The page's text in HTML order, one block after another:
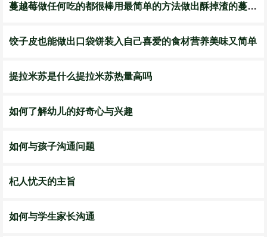
蔓越莓做任何吃的都很棒用最简单的方法做出酥掉渣的蔓越莓饼干
饺子皮也能做出口袋饼装入自己喜爱的食材营养美味又简单
​提拉米苏是什么提拉米苏热量高吗
如何了解幼儿的好奇心与兴趣
如何与孩子沟通问题
杞人忧天的主旨
如何与学生家长沟通